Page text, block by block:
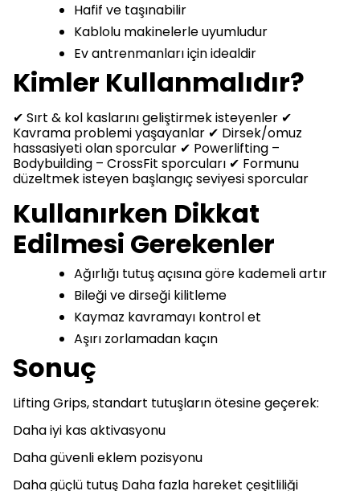
Hafif ve taşınabilir
Kablolu makinelerle uyumludur
Ev antrenmanları için idealdir
Kimler Kullanmalıdır?
✔ Sırt & kol kaslarını geliştirmek isteyenler ✔
Kavrama problemi yaşayanlar ✔ Dirsek/omuz
hassasiyeti olan sporcular ✔ Powerlifting –
Bodybuilding – CrossFit sporcuları ✔ Formunu
düzeltmek isteyen başlangıç seviyesi sporcular
Kullanırken Dikkat
Edilmesi Gerekenler
Ağırlığı tutuş açısına göre kademeli artır
Bileği ve dirseği kilitleme
Kaymaz kavramayı kontrol et
Aşırı zorlamadan kaçın
Sonuç
Lifting Grips, standart tutuşların ötesine geçerek:
Daha iyi kas aktivasyonu
Daha güvenli eklem pozisyonu
Daha güçlü tutuş Daha fazla hareket çeşitliliği